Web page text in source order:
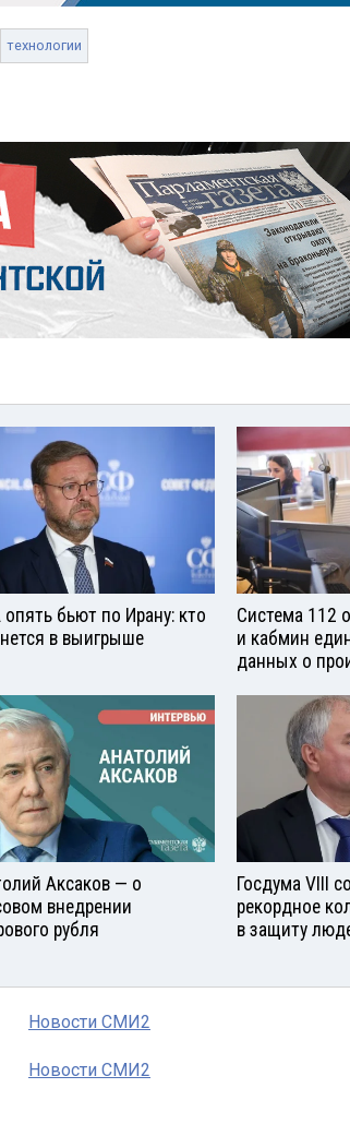
технологии
бьют по Ирану: кто
в выигрыше
Система 112
и кабмин
данных о
Аксаков — о
внедрении
рубля
Госдума VIII
рекордное
в защиту
Новости СМИ2
Новости СМИ2